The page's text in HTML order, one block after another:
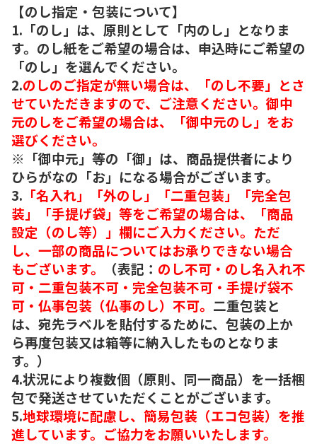
【のし指定・包装について】
1.「のし」は、原則として「内のし」となりま
す。のし紙をご希望の場合は、申込時にご希望の
「のし」を選んでください。
2.のしのご指定が無い場合は、「のし不要」とさ
せていただきますので、ご注意ください。御中
元のしをご希望の場合は、「御中元のし」をお
選びください。
※「御中元」等の「御」は、商品提供者により
ひらがなの「お」になる場合がございます。
3. 「名入れ」「外のし」「二重包装」「完全包
装」「手提げ袋」等をご希望の場合は、「商品
設定（のし等）」欄にご入力ください。ただ
し、一部の商品についてはお承りできない場合
もございます。
（表記： のし不可・のし名入れ不
可・二重包装不可・完全包装不可・手提げ袋不
可・仏事包装（仏事のし）不可。 二重包装と
は、宛先ラベルを貼付するために、包装の上か
ら再度包装又は箱等に納入したものとなりま
す。）
4.状況により複数個（原則、同一商品）を一括梱
包で発送させていただくことがございます。
5.地球環境に配慮し、簡易包装（エコ包装）を推
進しています。ご協力をお願いいたします。